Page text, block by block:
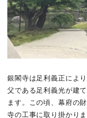
寺の
特別
公開
で見
られ
る東
求堂
1.3
銀閣
寺の
銀閣寺は足利義正によ
父である足利義光が建
ます。この頃、幕府の
寺の工事に取り掛かり